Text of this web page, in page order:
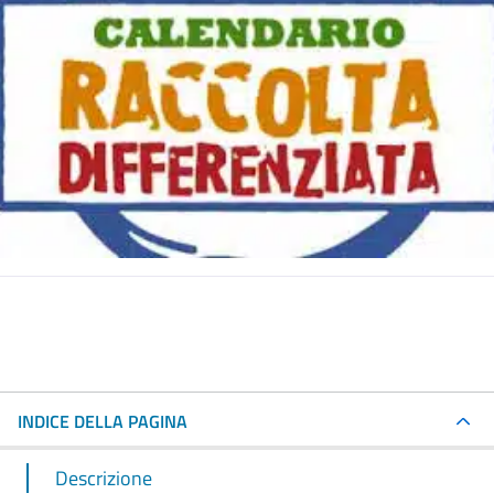
INDICE DELLA PAGINA
Descrizione